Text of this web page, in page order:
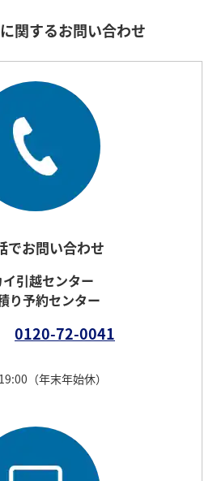
関するお問い合わせ
でお問い合わせ
引越センター
り予約センター
0120-72-0041
（年末年始休）